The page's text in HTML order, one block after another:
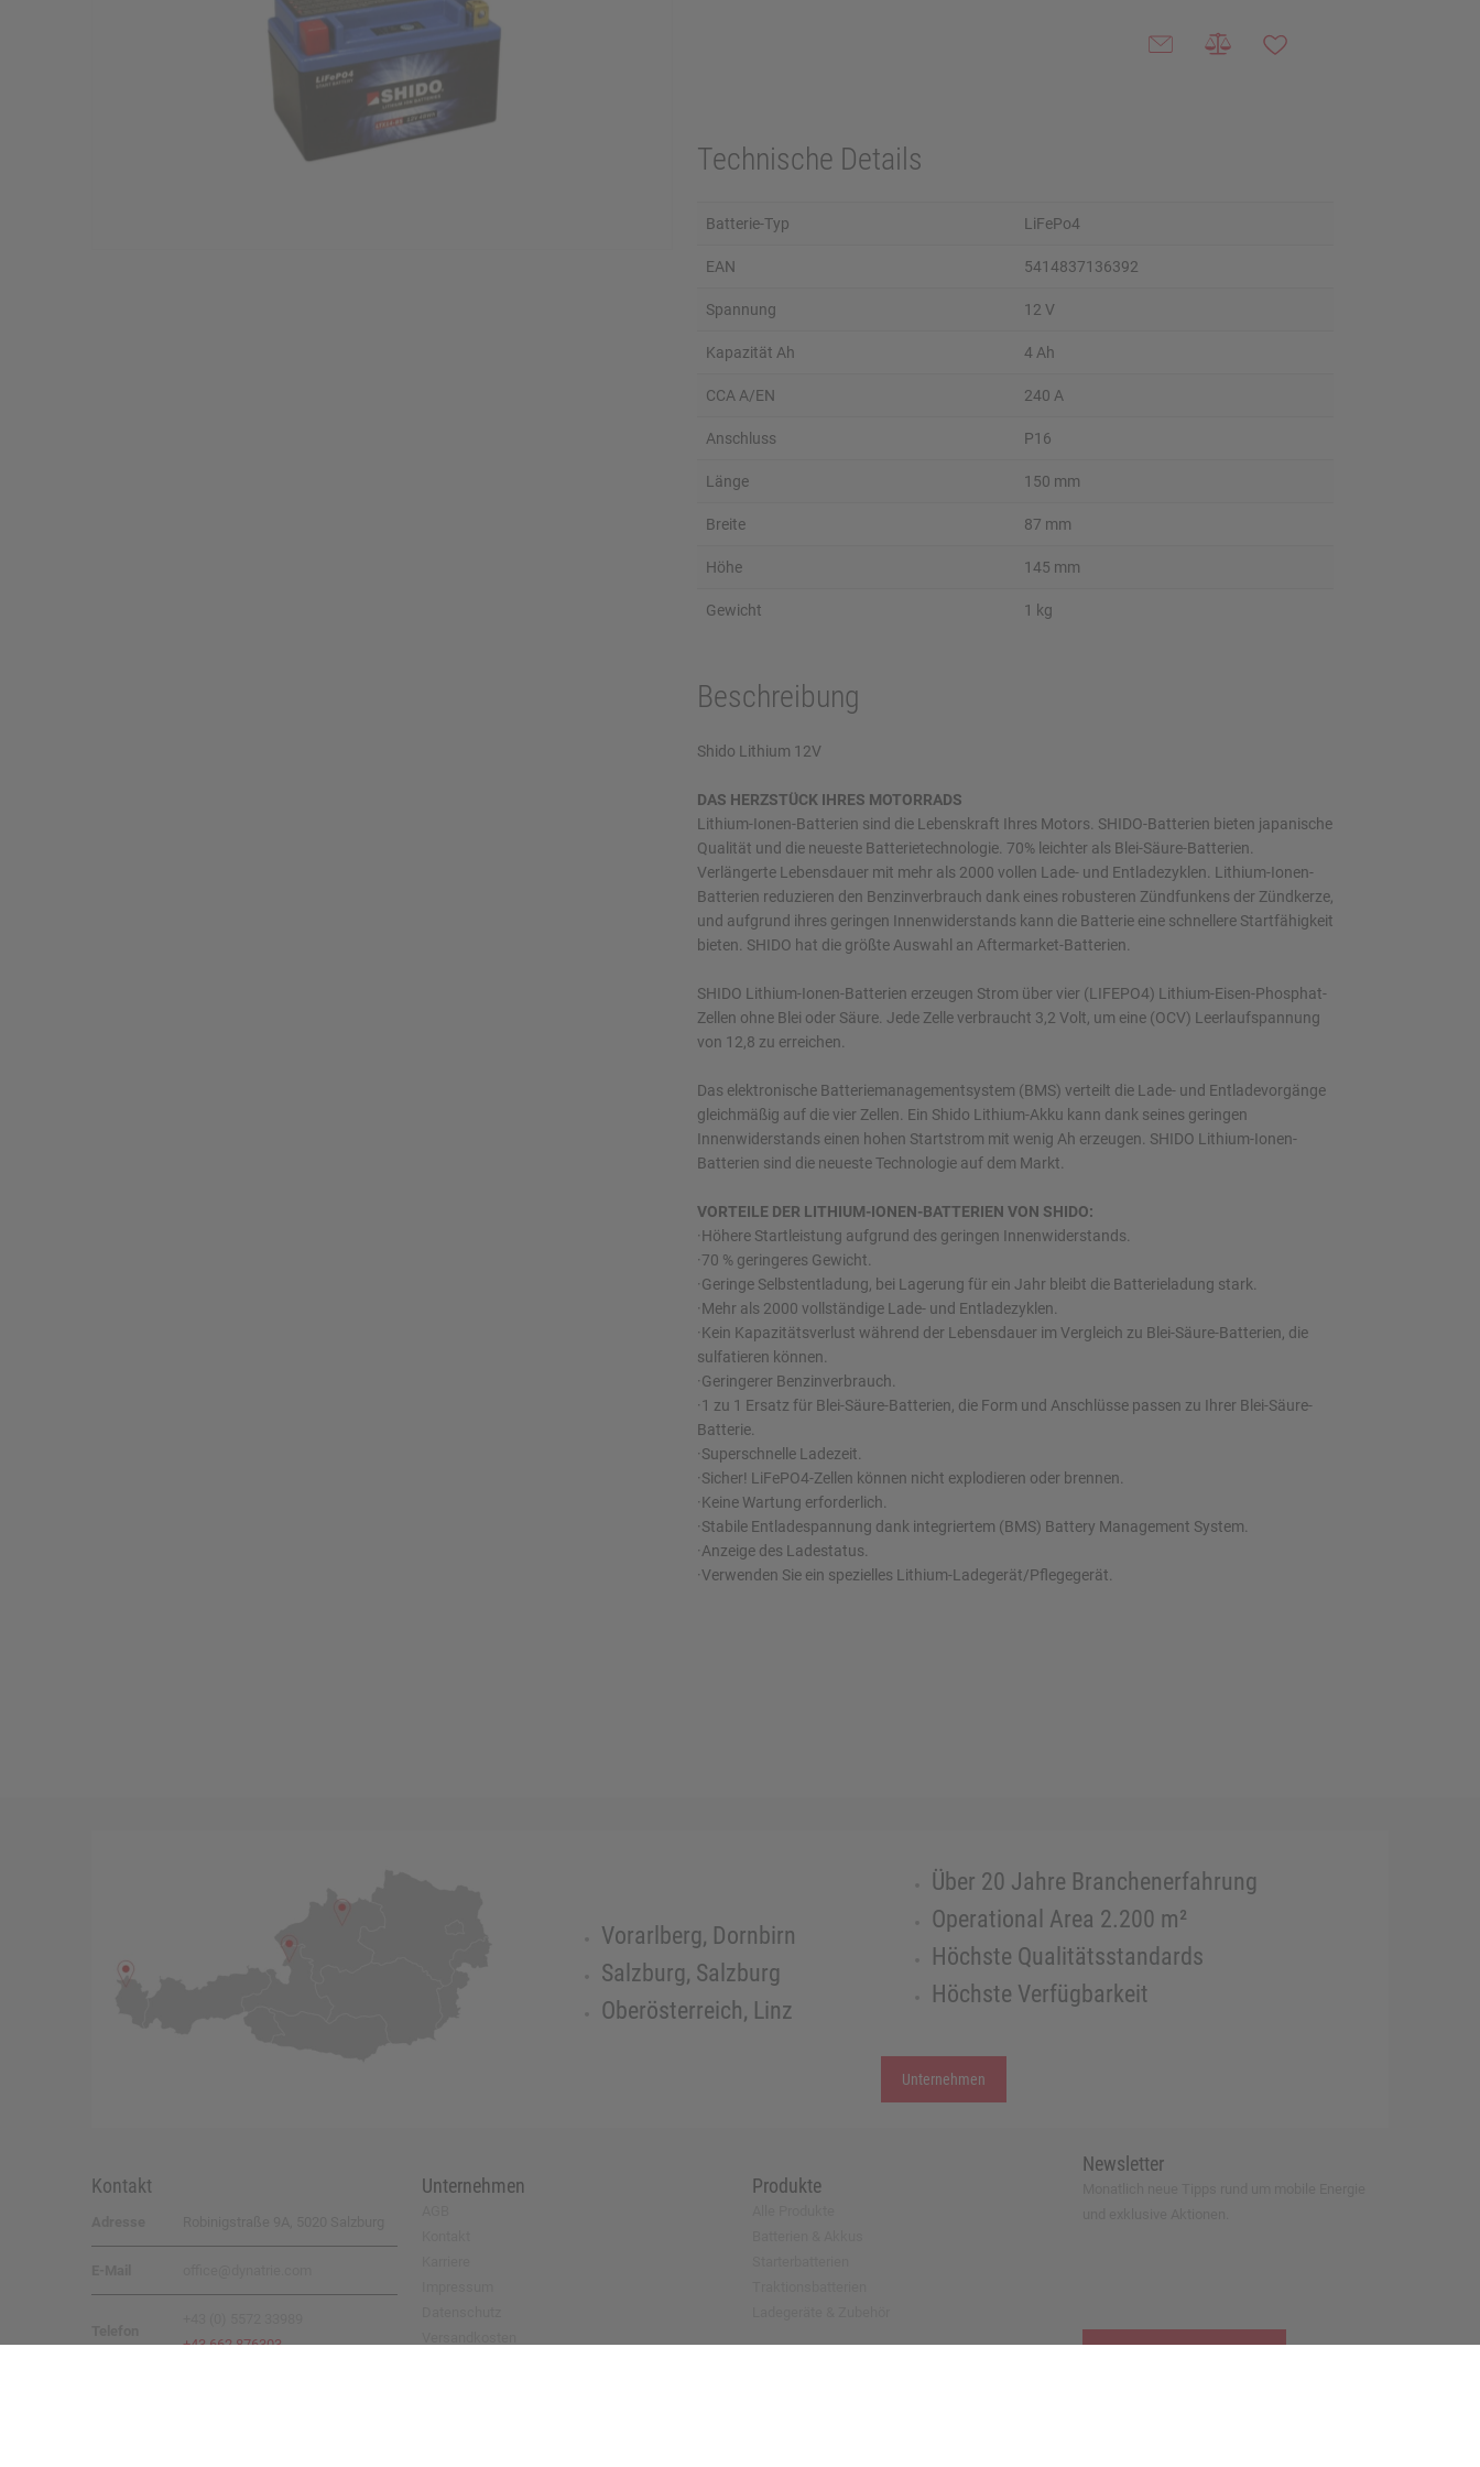
Technische Details
Batterie-Typ LiFePo4
EAN 5414837136392
Spannung 12 V
Kapazität Ah 4 Ah
CCA A/EN 240 A
Anschluss P16
Länge 150 mm
Breite 87 mm
Höhe 145 mm
Gewicht 1 kg
Beschreibung
Shido Lithium 12V
DAS HERZSTÜCK IHRES MOTORRADS
Lithium-Ionen-Batterien sind die Lebenskraft Ihres Motors. SHIDO-Batterien bieten japanische
Qualität und die neueste Batterietechnologie. 70% leichter als Blei-Säure-Batterien.
Verlängerte Lebensdauer mit mehr als 2000 vollen Lade- und Entladezyklen. Lithium-Ionen-
Batterien reduzieren den Benzinverbrauch dank eines robusteren Zündfunkens der Zündkerze,
und aufgrund ihres geringen Innenwiderstands kann die Batterie eine schnellere Startfähigkeit
bieten. SHIDO hat die größte Auswahl an Aftermarket-Batterien.
SHIDO Lithium-Ionen-Batterien erzeugen Strom über vier (LIFEPO4) Lithium-Eisen-Phosphat-
Zellen ohne Blei oder Säure. Jede Zelle verbraucht 3,2 Volt, um eine (OCV) Leerlaufspannung
von 12,8 zu erreichen.
Das elektronische Batteriemanagementsystem (BMS) verteilt die Lade- und Entladevorgänge
gleichmäßig auf die vier Zellen. Ein Shido Lithium-Akku kann dank seines geringen
Innenwiderstands einen hohen Startstrom mit wenig Ah erzeugen. SHIDO Lithium-Ionen-
Batterien sind die neueste Technologie auf dem Markt.
VORTEILE DER LITHIUM-IONEN-BATTERIEN VON SHIDO:
·Höhere Startleistung aufgrund des geringen Innenwiderstands.
·70 % geringeres Gewicht.
·Geringe Selbstentladung, bei Lagerung für ein Jahr bleibt die Batterieladung stark.
·Mehr als 2000 vollständige Lade- und Entladezyklen.
·Kein Kapazitätsverlust während der Lebensdauer im Vergleich zu Blei-Säure-Batterien, die
sulfatieren können.
·Geringerer Benzinverbrauch.
·1 zu 1 Ersatz für Blei-Säure-Batterien, die Form und Anschlüsse passen zu Ihrer Blei-Säure-
Batterie.
·Superschnelle Ladezeit.
·Sicher! LiFePO4-Zellen können nicht explodieren oder brennen.
·Keine Wartung erforderlich.
·Stabile Entladespannung dank integriertem (BMS) Battery Management System.
·Anzeige des Ladestatus.
·Verwenden Sie ein spezielles Lithium-Ladegerät/Pflegegerät.
Vorarlberg, Dornbirn
Salzburg, Salzburg
Oberösterreich, Linz
Über 20 Jahre Branchenerfahrung
Operational Area 2.200 m²
Höchste Qualitätsstandards
Höchste Verfügbarkeit
Unternehmen
Kontakt
+43 662 876303
Unternehmen Produkte
Newsletter